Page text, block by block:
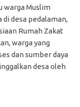
warga Muslim
di desa pedalaman,
Rumah Zakat
warga yang
dan sumber daya
desa oleh